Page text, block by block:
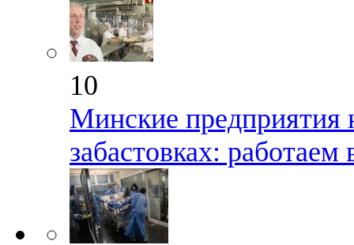
10
Минские предприятия
забастовках: